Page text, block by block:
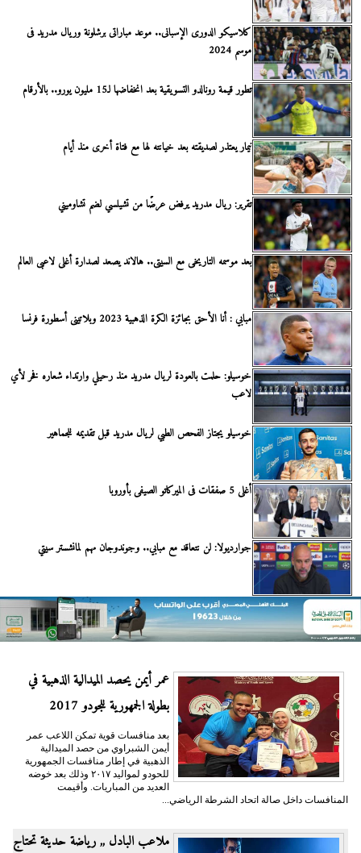
كلاسيكو الدورى الإسبانى.. موعد مباراتى برشلونة وريال مدريد فى
موسم 2024
تطور قيمة رونالدو التسويقية بعد انخفاضها لـ15 مليون يورو.. بالأرقام
نيمار يعتذر لصديقته بعد خيانته لها مع فتاة أخرى منذ أيام
تقرير: ريال مدريد يرفض عرضًا من تشيلسي لضم تشاوميني
بعد موسمه التاريخى مع السيتى.. هالاند يصعد لصدارة أغلى لاعبى العالم
مبابي : أنا الأحق بجائزة الكرة الذهبية 2023 وبلاتينى أسطورة فرنسا
خوسيلو: حلمت بالعودة لريال مدريد منذ رحيلي وارتداء شعاره فخر لأي
لاعب
خوسيلو يجتاز الفحص الطبي لريال مدريد قبل تقديمه للجماهير
أغلى 5 صفقات فى الميركاتو الصيفى بأوروبا
جوارديولا: لن نتعاقد مع مبابي.. وجوندوجان مهم لمانشستر سيتي
عمر أيمن يحصد الميدالية الذهبية في
بطولة الجمهورية للجودو 2017
بعد منافسات قوية تمكن اللاعب عمر
أيمن الشبراوي من حصد الميدالية
الذهبية في إطار منافسات الجمهورية
للحودو لمواليد ٢٠١٧ وذلك بعد خوضه
العديد من المباريات. وأقيمت
المنافسات داخل صالة اتحاد الشرطة الرياضي...
ملاعب البادل ,, رياضة حديثة تحتاج